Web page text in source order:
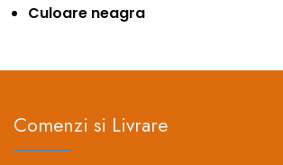
Culoare neagra
Comenzi si Livrare